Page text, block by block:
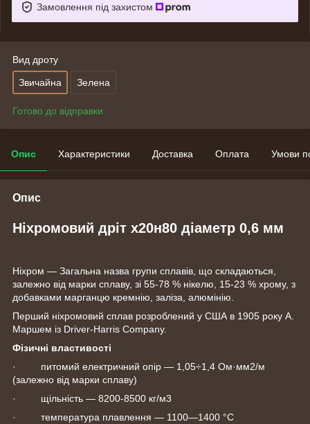
Замовлення під захистом
Вид дроту
Звичайна Зелена
Готово до відправки
Опис Характеристики Доставка Оплата Умови
Опис
Ніхромовий дріт х20н80 діаметр 0,6 мм
Ніхром — Загальна назва групи сплавів, що складаються,
залежно від марки сплаву, зі 55-78 % нікелю, 15-23 % хрому, з
добавками марганцю кремнію, заліза, алюмінію.
Перший ніхромовий сплав розроблений у США в 1905 року А.
Маршем із Driver-Harris Company.
Фізичні властивості
· питомий електричний опір — 1,05÷1,4 Ом·мм2/м
(залежно від марки сплаву)
· щільність — 8200-8500 кг/м3
· температура плавлення — 1100—1400 °C